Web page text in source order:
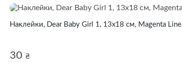
Наклейки, Dear Baby Girl 1, 13х18 см, Magenta Line
30 ₴